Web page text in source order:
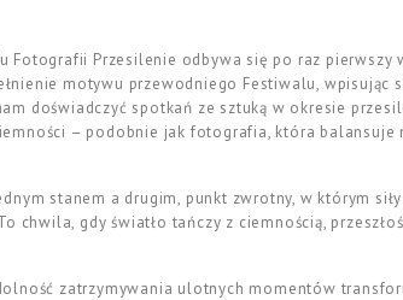
Fotografii Przesilenie odbywa się po raz pierwszy
motywu przewodniego Festiwalu, wpisując
doświadczyć spotkań ze sztuką w okresie
– podobnie jak fotografia, która balansuje
stanem a drugim, punkt zwrotny, w którym
chwila, gdy światło tańczy z ciemnością,
zatrzymywania ulotnych momentów